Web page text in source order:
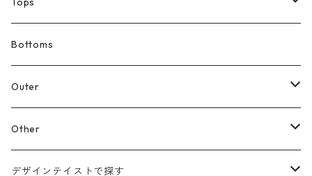
Tシャツ
スウェット
パーカー
シャツ
Bottoms
Outer
カーディガン
【Original】
ジャケット
Other
帽子
デザインテイストで探す